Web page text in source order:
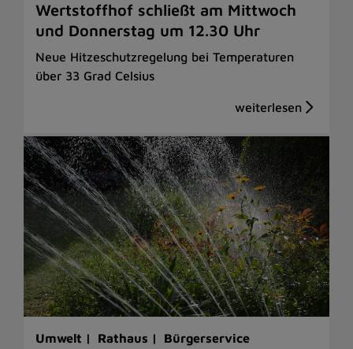
Wertstoffhof schließt am Mittwoch
und Donnerstag um 12.30 Uhr
Neue Hitzeschutzregelung bei Temperaturen
über 33 Grad Celsius
Umwelt | Rathaus | Bürgerservice